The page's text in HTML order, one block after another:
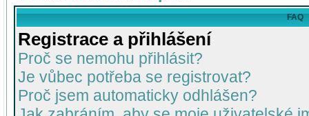
FAQ
Registrace a přihlášení
Proč se nemohu přihlásit?
Je vůbec potřeba se registrovat?
Proč jsem automaticky odhlášen?